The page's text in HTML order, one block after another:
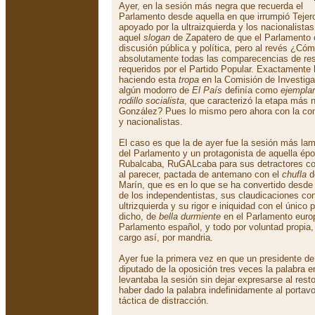
Ayer, en la sesión más negra que recuerda el
Parlamento desde aquella en que irrumpió
apoyado por la ultraizquierda y los
aquel slogan de Zapatero de que el
discusión pública y política, pero al revés
absolutamente todas las comparecencias de
requeridos por el Partido Popular.
haciendo esta tropa en la Comisión de
algún modorro de El País definía como ejemplar
rodillo socialista, que caracterizó la etapa más
González? Pues lo mismo pero ahora con la
y nacionalistas.
El caso es que la de ayer fue la sesión más
del Parlamento y un protagonista de aquella
Rubalcaba, RuGALcaba para sus detractores
al parecer, pactada de antemano con el chufla
Marín, que es en lo que se ha convertido
de los independentistas, sus claudicaciones
ultrizquierda y su rigor e iniquidad con el único
dicho, de bella durmiente en el Parlamento
Parlamento español, y todo por voluntad
cargo así, por mandria.
Ayer fue la primera vez en que un presidente
diputado de la oposición tres veces la palabra
levantaba la sesión sin dejar expresarse al
haber dado la palabra indefinidamente al
táctica de distracción.